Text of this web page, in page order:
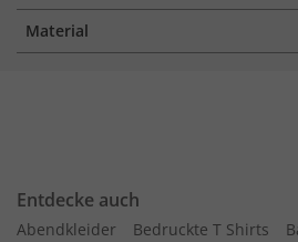
Material
Entdecke auch
Abendkleider Bedruckte T Shirts